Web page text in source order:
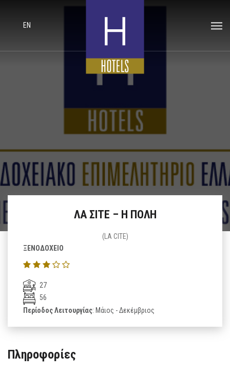
EN
ΛΑ ΣΙΤΕ – Η ΠΟΛΗ
(LA CITE)
ΞΕΝΟΔΟΧΕΙΟ
27
56
Περίοδος Λειτουργίας: Μάιος - Δεκέμβριος
Πληροφορίες